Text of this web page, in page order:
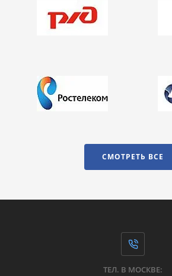
СМОТРЕТЬ ВСЕ
ТЕЛ. В МОСКВЕ: